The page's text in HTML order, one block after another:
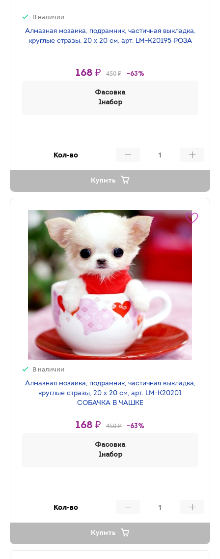
В наличии
Алмазная мозаика, подрамник, частичная выкладка,
круглые стразы, 20 х 20 см, арт. LM-K20195 РОЗА
168 ₽ 450 ₽ -63%
Фасовка
1набор
Кол-во
Купить
В наличии
Алмазная мозаика, подрамник, частичная выкладка,
круглые стразы, 20 х 20 см, арт. LM-K20201
СОБАЧКА В ЧАШКЕ
168 ₽ 450 ₽ -63%
Фасовка
1набор
Кол-во
Купить